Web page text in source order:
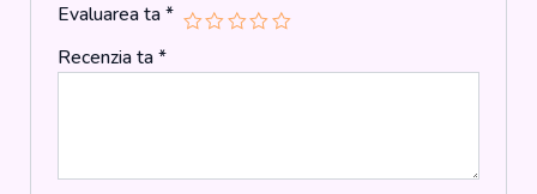
Evaluarea ta*
Recenzia ta*